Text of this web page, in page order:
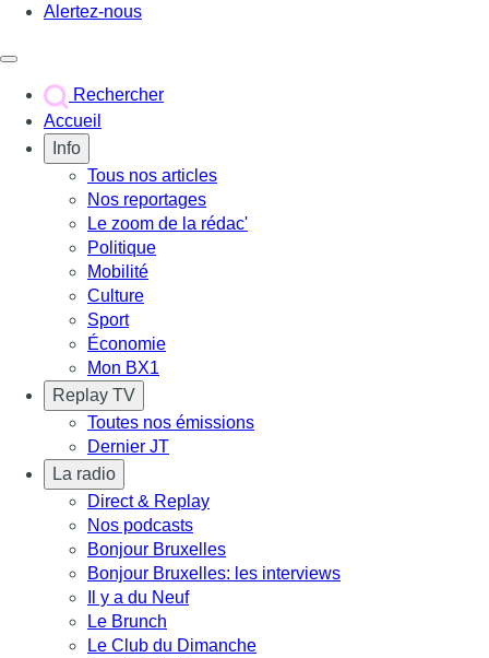
Alertez-nous
Rechercher
Accueil
Info
Tous nos articles
Nos reportages
Le zoom de la rédac'
Politique
Mobilité
Culture
Sport
Économie
Mon BX1
Replay TV
Toutes nos émissions
Dernier JT
La radio
Direct & Replay
Nos podcasts
Bonjour Bruxelles
Bonjour Bruxelles: les interviews
Il y a du Neuf
Le Brunch
Le Club du Dimanche